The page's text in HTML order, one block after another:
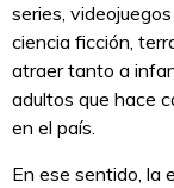
series,
ciencia ficción,
atraer tanto a
adultos que hace
en el país.
En ese sentido, la